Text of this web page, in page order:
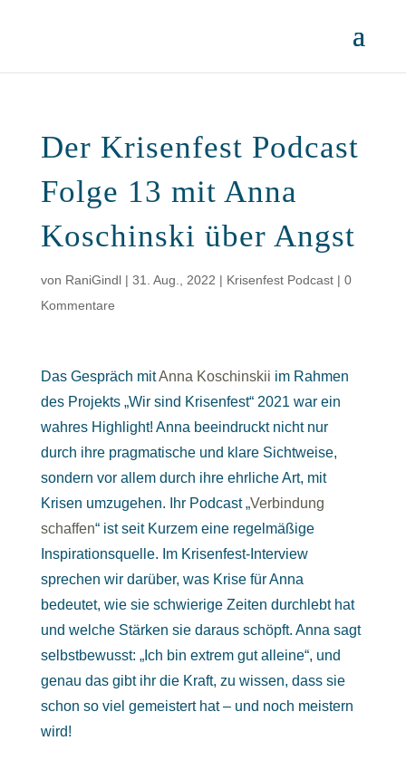
Der Krisenfest Podcast
Folge 13 mit Anna
Koschinski über Angst
von RaniGindl| 31. Aug., 2022 | Krisenfest Podcast| 0
Kommentare
Das Gespräch mitAnna Koschinskii im Rahmen
des Projekts „Wir sind Krisenfest“ 2021 war ein
wahres Highlight! Anna beeindruckt nicht nur
durch ihre pragmatische und klare Sichtweise,
sondern vor allem durch ihre ehrliche Art, mit
Krisen umzugehen. Ihr Podcast „Verbindung
schaffen“ ist seit Kurzem eine regelmäßige
Inspirationsquelle. Im Krisenfest-Interview
sprechen wir darüber, was Krise für Anna
bedeutet, wie sie schwierige Zeiten durchlebt hat
und welche Stärken sie daraus schöpft. Anna sagt
selbstbewusst: „Ich bin extrem gut alleine“, und
genau das gibt ihr die Kraft, zu wissen, dass sie
schon so viel gemeistert hat – und noch meistern
wird!